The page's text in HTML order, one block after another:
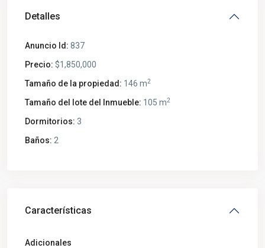
Detalles
Anuncio Id: 837
Precio: $1,850,000
Tamaño de la propiedad: 146 m2
Tamaño del lote del Inmueble: 105 m2
Dormitorios: 3
Baños: 2
Características
Adicionales